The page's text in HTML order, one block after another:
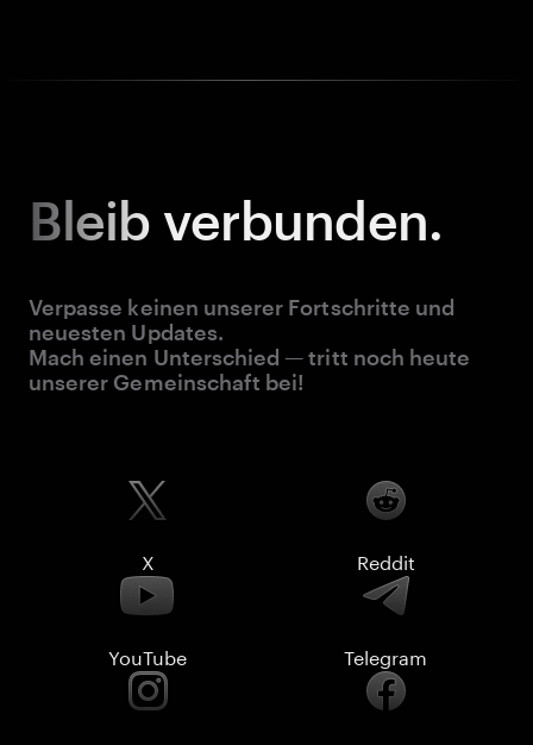
Bleib verbunden.
Verpasse keinen unserer Fortschritte und
neuesten Updates.
Mach einen Unterschied — tritt noch heute
unserer Gemeinschaft bei!
X Reddit
YouTube Telegram